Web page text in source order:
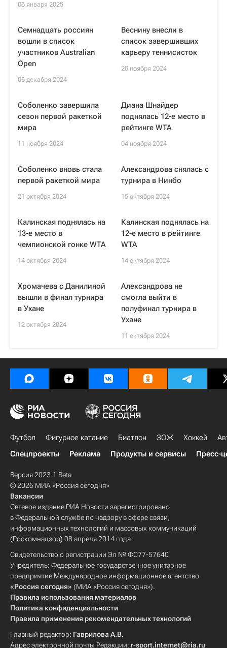
06 января 2025
Семнадцать россиян
вошли в список
участников Australian
Open
06 декабря 2024
Веснину внесли в
список завершивших
карьеру теннисисток
20 ноября 2024
Соболенко завершила
сезон первой ракеткой
мира
11 ноября 2024
Диана Шнайдер
поднялась 12-е место в
рейтинге WTA
04 ноября 2024
Соболенко вновь стала
первой ракеткой мира
21 октября 2024
Александрова снялась с
турнира в Нинбо
15 октября 2024
Калинская поднялась на
13-е место в
чемпионской гонке WTA
14 октября 2024
Калинская поднялась на
12-е место в рейтинге
WTA
14 октября 2024
Хромачева с Данилиной
вышли в финал турнира
в Ухане
12 октября 2024
Александрова не
смогла выйти в
полуфинал турнира в
Ухане
11 октября 2024
Футбол Фигурное катание Биатлон ЗОЖ Хоккей
Спецпроекты
Реклама Продукты и сервисы Пресс-
Версия 2023.1 Beta
© 2026 МИА «Россия сегодня»
Вакансии
Сетевое издание РИА Новости зарегистрировано
в Федеральной службе по надзору в сфере связи,
информационных технологий и массовых коммуникаций
(Роскомнадзор) 08 апреля 2014 года.
Свидетельство о регистрации Эл № ФС77-57640
Учредитель: Федеральное государственное унитарное
предприятие Международное информационное агентство
«Россия сегодня» (МИА «Россия сегодня»).
Правила использования материалов
Политика конфиденциальности
Правила применения рекомендательных технологий
Главный редактор: Гаврилова А.В.
Адрес электронной почты Редакции: r-sport.internet@ria.ru